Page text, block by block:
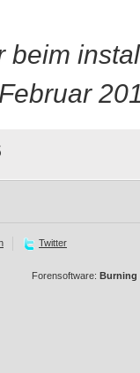
beim
Twitter
Forensoftware: Burning